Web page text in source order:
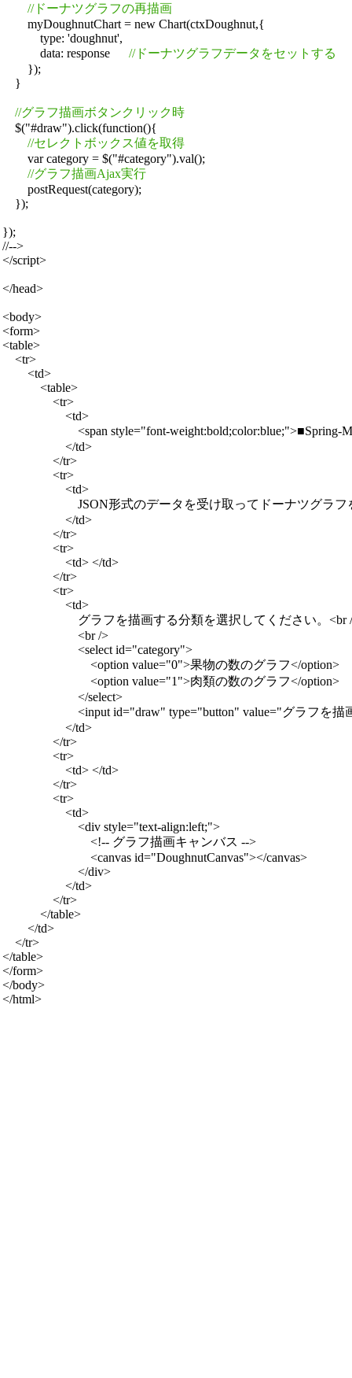
//ドーナツグラフの再描画
        myDoughnutChart = new Chart(ctxDoughnut,{
            type: 'doughnut',
            data: response
//ドーナツグラフデータをセットする
        });
    }
//グラフ描画ボタンクリック時
    $("#draw").click(function(){
//セレクトボックス値を取得
        var category = $("#category").val();
//グラフ描画Ajax実行
        postRequest(category);
    });
});
//-->
</script>
</head>
<body>
<form>
<table>
    <tr>
        <td>
            <table>
                <tr>
                    <td>
<span style="font-
                    </td>
                </tr>
                <tr>
                    <td>
JSON形式のデータを受け取ってドーナツ
                    </td>
                </tr>
                <tr>
                    <td> </td>
                </tr>
                <tr>
                    <td>
グラフを描画する分類を選択してください。<br
                        <br />
                        <select id="category">
                            <option value="0">果物の数のグラフ</option>
                            <option value="1">肉類の数のグラフ</option>
                        </select>
<input id="draw" type="button" value="グラフを描
                    </td>
                </tr>
                <tr>
                    <td> </td>
                </tr>
                <tr>
                    <td>
                        <div style="text-align:left;">
                            <!-- グラフ描画キャンバス -->
                            <canvas id="DoughnutCanvas"></canvas>
                        </div>
                    </td>
                </tr>
            </table>
        </td>
    </tr>
</table>
</form>
</body>